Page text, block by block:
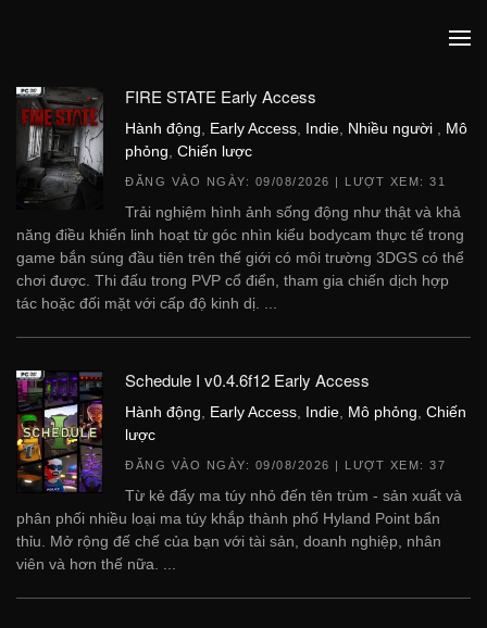
FIRE STATE Early Access
Hành động Early Access Indie Nhiều người
Mô
phỏng Chiến lược
ĐĂNG VÀO NGÀY: 09/08/2026 | LƯỢT XEM: 31
Trải nghiệm hình ảnh sống động như thật và khả
năng điều khiển linh hoạt từ góc nhìn kiểu bodycam thực tế trong
game bắn súng đầu tiên trên thế giới có môi trường 3DGS có thể
chơi được. Thi đấu trong PVP cổ điển, tham gia chiến dịch hợp
tác hoặc đối mặt với cấp độ kinh dị. ...
Schedule I v0.4.6f12 Early Access
Hành động Early Access Indie Mô phỏng Chiến
lược
ĐĂNG VÀO NGÀY: 09/08/2026 | LƯỢT XEM: 37
Từ kẻ đẩy ma túy nhỏ đến tên trùm - sản xuất và
phân phối nhiều loại ma túy khắp thành phố Hyland Point bẩn
thỉu. Mở rộng đế chế của bạn với tài sản, doanh nghiệp, nhân
viên và hơn thế nữa. ...